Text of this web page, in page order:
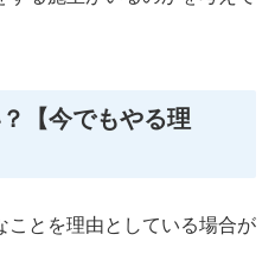
【今でもやる理
ことを理由としている場合が